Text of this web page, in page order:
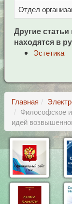
Отдел
Другие статьи
находятся в
Эстетика
Главная
Философское
идей